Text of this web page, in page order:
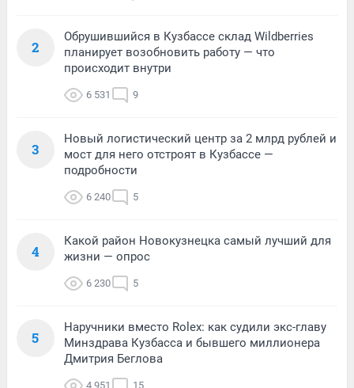
2
Обрушившийся в Кузбассе склад Wildberries
планирует возобновить работу — что
происходит внутри
6 531 9
3
Новый логистический центр за 2 млрд рублей и
мост для него отстроят в Кузбассе —
подробности
6 240 5
4
Какой район Новокузнецка самый лучший для
жизни — опрос
6 230 5
5
Наручники вместо Rolex: как судили экс-главу
Минздрава Кузбасса и бывшего миллионера
Дмитрия Беглова
4 951 15